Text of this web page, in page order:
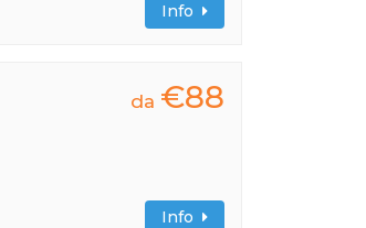
Info
da €88
Info